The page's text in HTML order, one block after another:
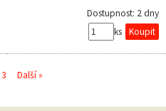
Dostupnost: 2 dny
ks
3 Další »